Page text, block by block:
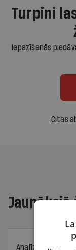
Turpini
Iepazīšanās
Citas
Jaunākajā
Analīze
06.08.2026.